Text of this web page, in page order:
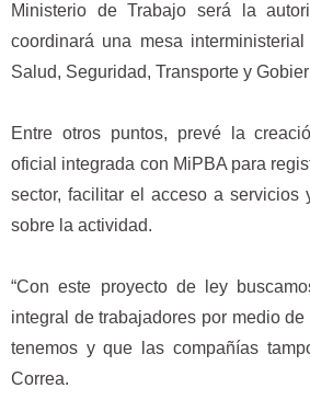
Ministerio de Trabajo será la
coordinará una mesa
Salud, Seguridad, Transporte y
Entre otros puntos, prevé la
oficial integrada con MiPBA para
sector, facilitar el acceso a servicios
sobre la actividad.
“Con este proyecto de ley
integral de trabajadores por medio
tenemos y que las compañías
Correa.